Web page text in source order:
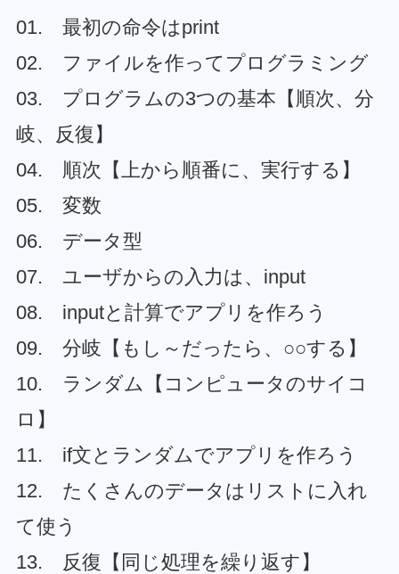
01. 最初の命令はprint
02. ファイルを作ってプログラミング
03. プログラムの3つの基本【順次、分
岐、反復】
04. 順次【上から順番に、実行する】
05. 変数
06. データ型
07. ユーザからの入力は、input
08. inputと計算でアプリを作ろう
09. 分岐【もし～だったら、○○する】
10. ランダム【コンピュータのサイコ
ロ】
11. if文とランダムでアプリを作ろう
12. たくさんのデータはリストに入れ
て使う
13. 反復【同じ処理を繰り返す】